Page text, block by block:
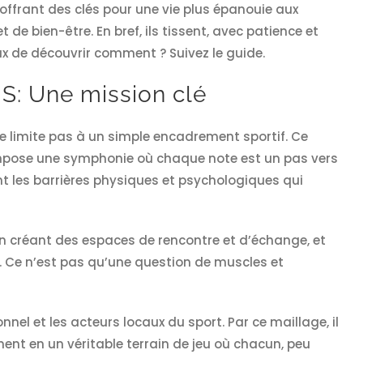
des clés pour une vie plus épanouie aux
de bien-être. En bref, ils tissent, avec patience et
de découvrir comment ? Suivez le guide.
Une mission clé
limite pas à un simple encadrement sportif. Ce
une symphonie où chaque note est un pas vers
les barrières physiques et psychologiques qui
des espaces de rencontre et d’échange, et
n’est pas qu’une question de muscles et
et les acteurs locaux du sport. Par ce maillage, il
en un véritable terrain de jeu où chacun, peu